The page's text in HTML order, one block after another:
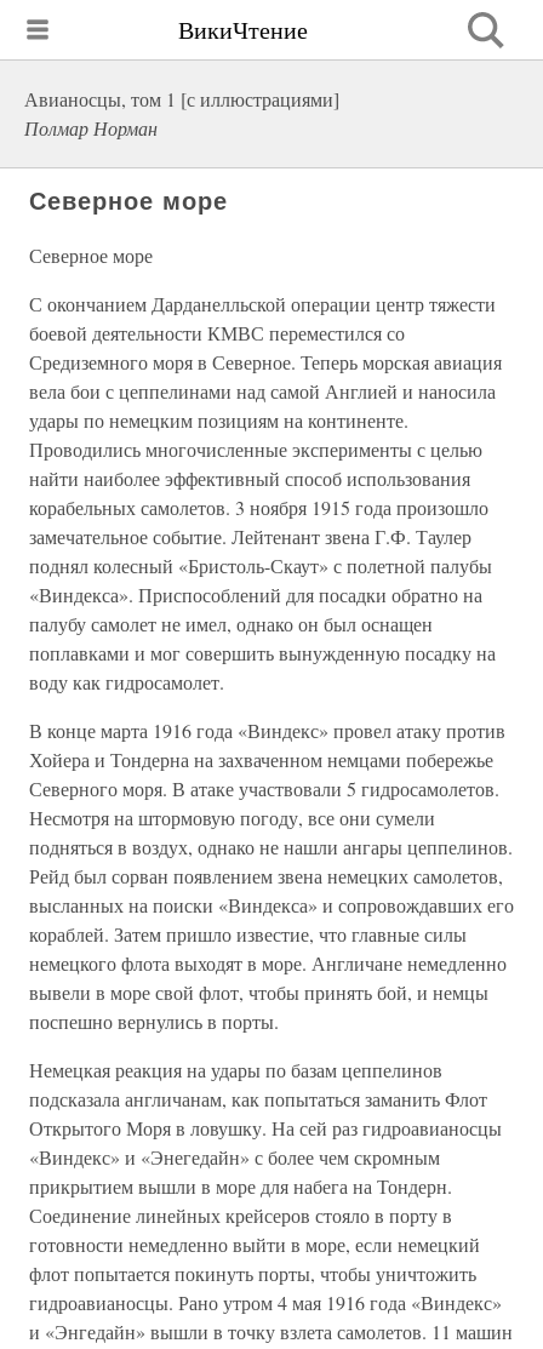
ВикиЧтение
Авианосцы, том 1 [с иллюстрациями]
Полмар Норман
Северное море
Северное море
С окончанием Дарданелльской операции центр тяжести
боевой деятельности КМВС переместился со
Средиземного моря в Северное. Теперь морская авиация
вела бои с цеппелинами над самой Англией и наносила
удары по немецким позициям на континенте.
Проводились многочисленные эксперименты с целью
найти наиболее эффективный способ использования
корабельных самолетов. 3 ноября 1915 года произошло
замечательное событие. Лейтенант звена Г.Ф. Таулер
поднял колесный «Бристоль-Скаут» с полетной палубы
«Виндекса». Приспособлений для посадки обратно на
палубу самолет не имел, однако он был оснащен
поплавками и мог совершить вынужденную посадку на
воду как гидросамолет.
В конце марта 1916 года «Виндекс» провел атаку против
Хойера и Тондерна на захваченном немцами побережье
Северного моря. В атаке участвовали 5 гидросамолетов.
Несмотря на штормовую погоду, все они сумели
подняться в воздух, однако не нашли ангары цеппелинов.
Рейд был сорван появлением звена немецких самолетов,
высланных на поиски «Виндекса» и сопровождавших его
кораблей. Затем пришло известие, что главные силы
немецкого флота выходят в море. Англичане немедленно
вывели в море свой флот, чтобы принять бой, и немцы
поспешно вернулись в порты.
Немецкая реакция на удары по базам цеппелинов
подсказала англичанам, как попытаться заманить Флот
Открытого Моря в ловушку. На сей раз гидроавианосцы
«Виндекс» и «Энегедайн» с более чем скромным
прикрытием вышли в море для набега на Тондерн.
Соединение линейных крейсеров стояло в порту в
готовности немедленно выйти в море, если немецкий
флот попытается покинуть порты, чтобы уничтожить
гидроавианосцы. Рано утром 4 мая 1916 года «Виндекс»
и «Энгедайн» вышли в точку взлета самолетов. 11 машин